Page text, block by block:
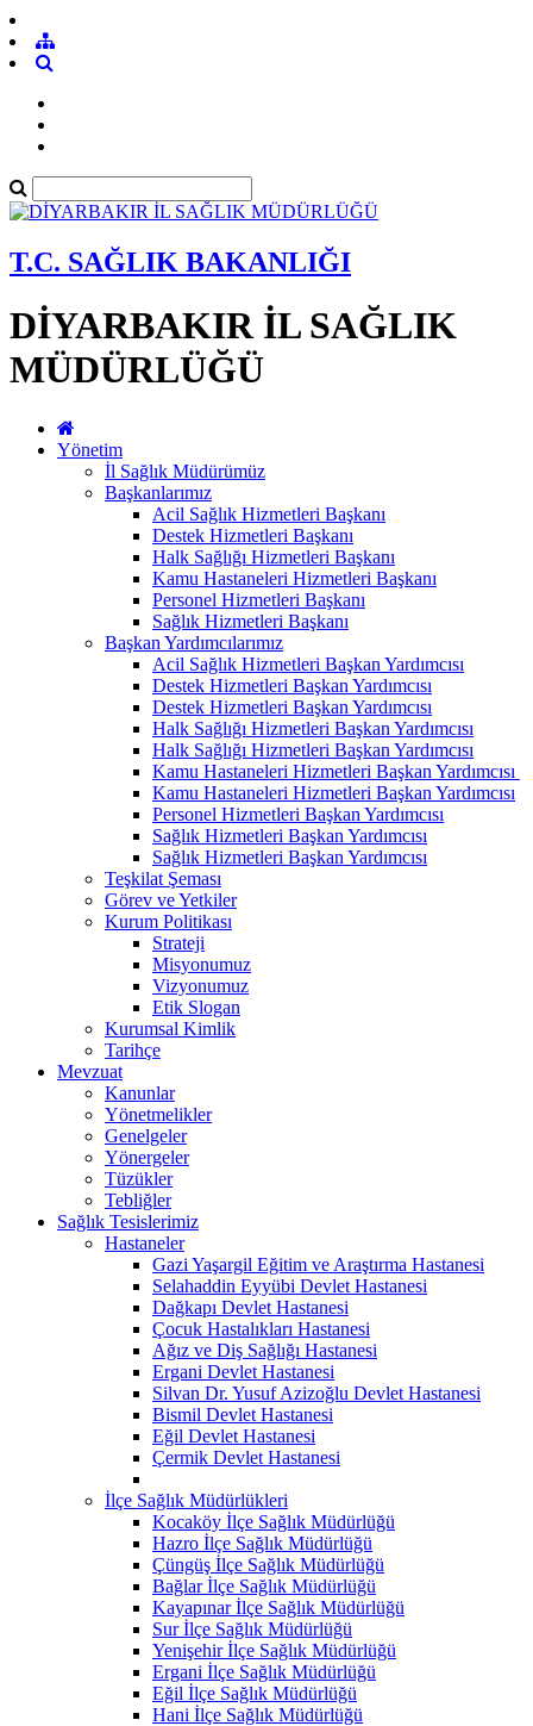
T.C. SAĞLIK BAKANLIĞI
DİYARBAKIR İL SAĞLIK
MÜDÜRLÜĞÜ
Yönetim
İl Sağlık Müdürümüz
Başkanlarımız
Acil Sağlık Hizmetleri Başkanı
Destek Hizmetleri Başkanı
Halk Sağlığı Hizmetleri Başkanı
Kamu Hastaneleri Hizmetleri Başkanı
Personel Hizmetleri Başkanı
Sağlık Hizmetleri Başkanı
Başkan Yardımcılarımız
Acil Sağlık Hizmetleri Başkan Yardımcısı
Destek Hizmetleri Başkan Yardımcısı
Destek Hizmetleri Başkan Yardımcısı
Halk Sağlığı Hizmetleri Başkan Yardımcısı
Halk Sağlığı Hizmetleri Başkan Yardımcısı
Kamu Hastaneleri Hizmetleri Başkan Yardımcısı ​
Kamu Hastaneleri Hizmetleri Başkan Yardımcısı
Personel Hizmetleri Başkan Yardımcısı
Sağlık Hizmetleri Başkan Yardımcısı
Sağlık Hizmetleri Başkan Yardımcısı
Teşkilat Şeması
Görev ve Yetkiler
Kurum Politikası
Strateji
Misyonumuz
Vizyonumuz
Etik Slogan
Kurumsal Kimlik
Tarihçe
Mevzuat
Kanunlar
Yönetmelikler
Genelgeler
Yönergeler
Tüzükler
Tebliğler
Sağlık Tesislerimiz
Hastaneler
Gazi Yaşargil Eğitim ve Araştırma Hastanesi
Selahaddin Eyyübi Devlet Hastanesi
Dağkapı Devlet Hastanesi
Çocuk Hastalıkları Hastanesi
Ağız ve Diş Sağlığı Hastanesi
Ergani Devlet Hastanesi
Silvan Dr. Yusuf Azizoğlu Devlet Hastanesi
Bismil Devlet Hastanesi
Eğil Devlet Hastanesi
Çermik Devlet Hastanesi
İlçe Sağlık Müdürlükleri
Kocaköy İlçe Sağlık Müdürlüğü
Hazro İlçe Sağlık Müdürlüğü
Çüngüş İlçe Sağlık Müdürlüğü
Bağlar İlçe Sağlık Müdürlüğü
Kayapınar İlçe Sağlık Müdürlüğü
Sur İlçe Sağlık Müdürlüğü
Yenişehir İlçe Sağlık Müdürlüğü
Ergani İlçe Sağlık Müdürlüğü
Eğil İlçe Sağlık Müdürlüğü
Hani İlçe Sağlık Müdürlüğü